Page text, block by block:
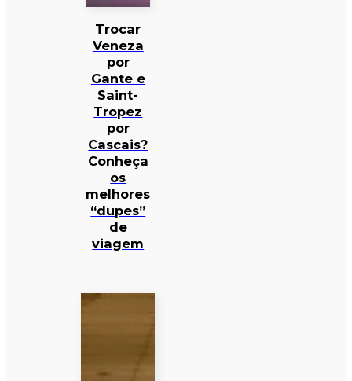
Trocar
Veneza
por
Gante e
Saint-
Tropez
por
Cascais?
Conheça
os
melhores
“dupes”
de
viagem